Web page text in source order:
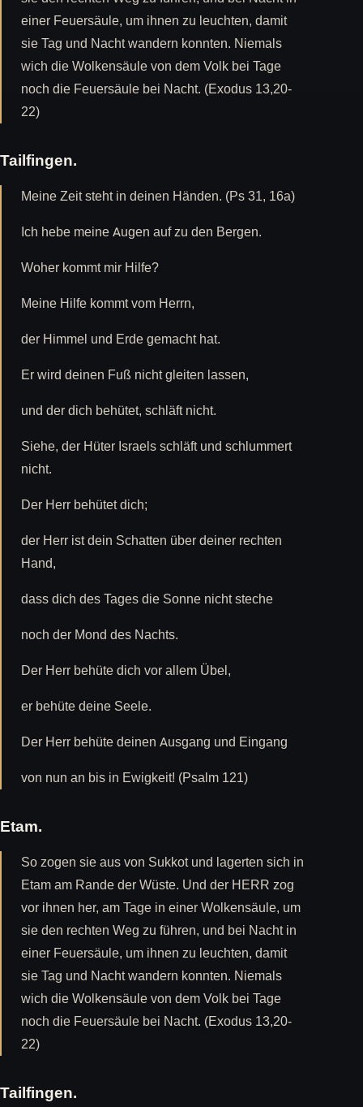
einer Feuersäule, um ihnen zu leuchten, damit
sie Tag und Nacht wandern konnten. Niemals
wich die Wolkensäule von dem Volk bei Tage
noch die Feuersäule bei Nacht. (Exodus 13,20-
22)
Tailfingen.
Meine Zeit steht in deinen Händen. (Ps 31, 16a)
Ich hebe meine Augen auf zu den Bergen.
Woher kommt mir Hilfe?
Meine Hilfe kommt vom Herrn,
der Himmel und Erde gemacht hat.
Er wird deinen Fuß nicht gleiten lassen,
und der dich behütet, schläft nicht.
Siehe, der Hüter Israels schläft und schlummert
nicht.
Der Herr behütet dich;
der Herr ist dein Schatten über deiner rechten
Hand,
dass dich des Tages die Sonne nicht steche
noch der Mond des Nachts.
Der Herr behüte dich vor allem Übel,
er behüte deine Seele.
Der Herr behüte deinen Ausgang und Eingang
von nun an bis in Ewigkeit! (Psalm 121)
Etam.
So zogen sie aus von Sukkot und lagerten sich in
Etam am Rande der Wüste. Und der HERR zog
vor ihnen her, am Tage in einer Wolkensäule, um
sie den rechten Weg zu führen, und bei Nacht in
einer Feuersäule, um ihnen zu leuchten, damit
sie Tag und Nacht wandern konnten. Niemals
wich die Wolkensäule von dem Volk bei Tage
noch die Feuersäule bei Nacht. (Exodus 13,20-
22)
Tailfingen.